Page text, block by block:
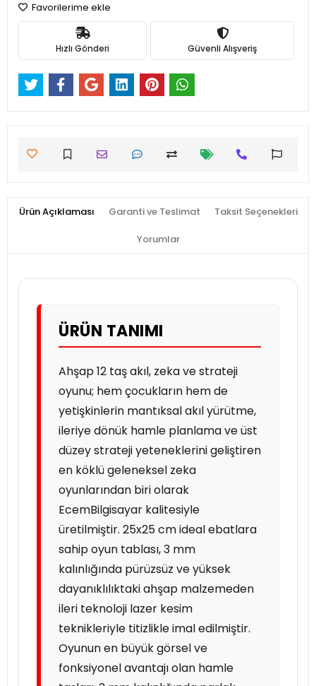
Favorilerime ekle
Hızlı Gönderi Güvenli Alışveriş
Ürün Açıklaması Garanti ve Teslimat Taksit Seçenekleri
Yorumlar
ÜRÜN TANIMI
Ahşap 12 taş akıl, zeka ve strateji
oyunu; hem çocukların hem de
yetişkinlerin mantıksal akıl yürütme,
ileriye dönük hamle planlama ve üst
düzey strateji yeteneklerini geliştiren
en köklü geleneksel zeka
oyunlarından biri olarak
EcemBilgisayar kalitesiyle
üretilmiştir. 25x25 cm ideal ebatlara
sahip oyun tablası, 3 mm
kalınlığında pürüzsüz ve yüksek
dayanıklılıktaki ahşap malzemeden
ileri teknoloji lazer kesim
teknikleriyle titizlikle imal edilmiştir.
Oyunun en büyük görsel ve
fonksiyonel avantajı olan hamle